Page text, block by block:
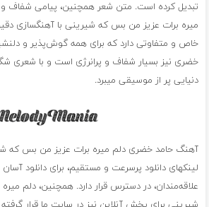
تبدیل کرده است. متن شعر همچنین، پیامی شفاف و
میره برات عزیز من بس که شیرینی با آهنگسازی
خاص و متفاوتی دارد که برای همه گوش‌پذیر و
خضری نیز بسیار شفاف و پرانرژی است و با شعری
دنیایی پر از موسیقی میبرد.
آهنگ حامد خضری دلم میره برات عزیز من بس که
لینکهای دانلود پرسرعت و مستقیم، برای دانلود
علاقه‌مندان، در دسترس قرار دارد. همچنین، دلم